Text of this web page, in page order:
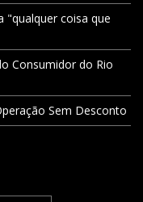
"qualquer coisa que
Consumidor do Rio
Sem Desconto